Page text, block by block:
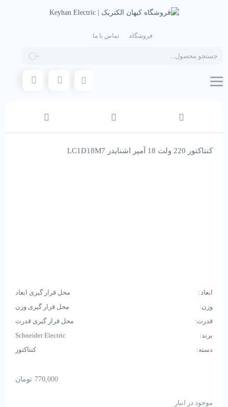
فروشگاه تماس با ما
search
کنتاکتور 220 ولت 18 آمپر اشنایدر LC1D18M7
ابعاد:
محل قرار گیری ابعاد
وزن:
محل قرار گیری وزن
قدرت:
محل قرار گیری قدرت
برند:
Schneider Electric
دسته:
کنتاکتور
770,000 تومان
موجود در انبار